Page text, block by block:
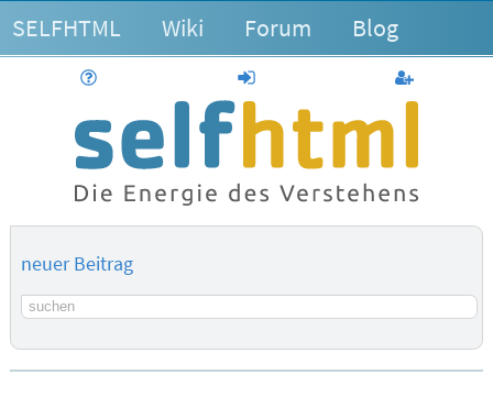
SELFHTML Wiki Forum Blog
anmelden
neuer Beitrag
Suchbegriff